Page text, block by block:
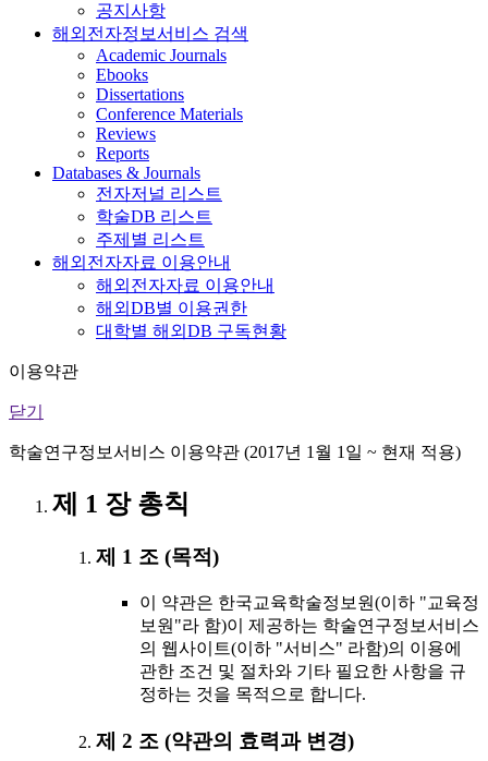
공지사항
해외전자정보서비스 검색
Academic Journals
Ebooks
Dissertations
Conference Materials
Reviews
Reports
Databases & Journals
전자저널 리스트
학술DB 리스트
주제별 리스트
해외전자자료 이용안내
해외전자자료 이용안내
해외DB별 이용권한
대학별 해외DB 구독현황
이용약관
닫기
학술연구정보서비스 이용약관 (2017년 1월 1일 ~ 현재 적용)
제 1 장 총칙
제 1 조 (목적)
이 약관은 한국교육학술정보원(이하 "교육정
보원"라 함)이 제공하는 학술연구정보서비스
의 웹사이트(이하 "서비스" 라함)의 이용에
관한 조건 및 절차와 기타 필요한 사항을 규
정하는 것을 목적으로 합니다.
제 2 조 (약관의 효력과 변경)